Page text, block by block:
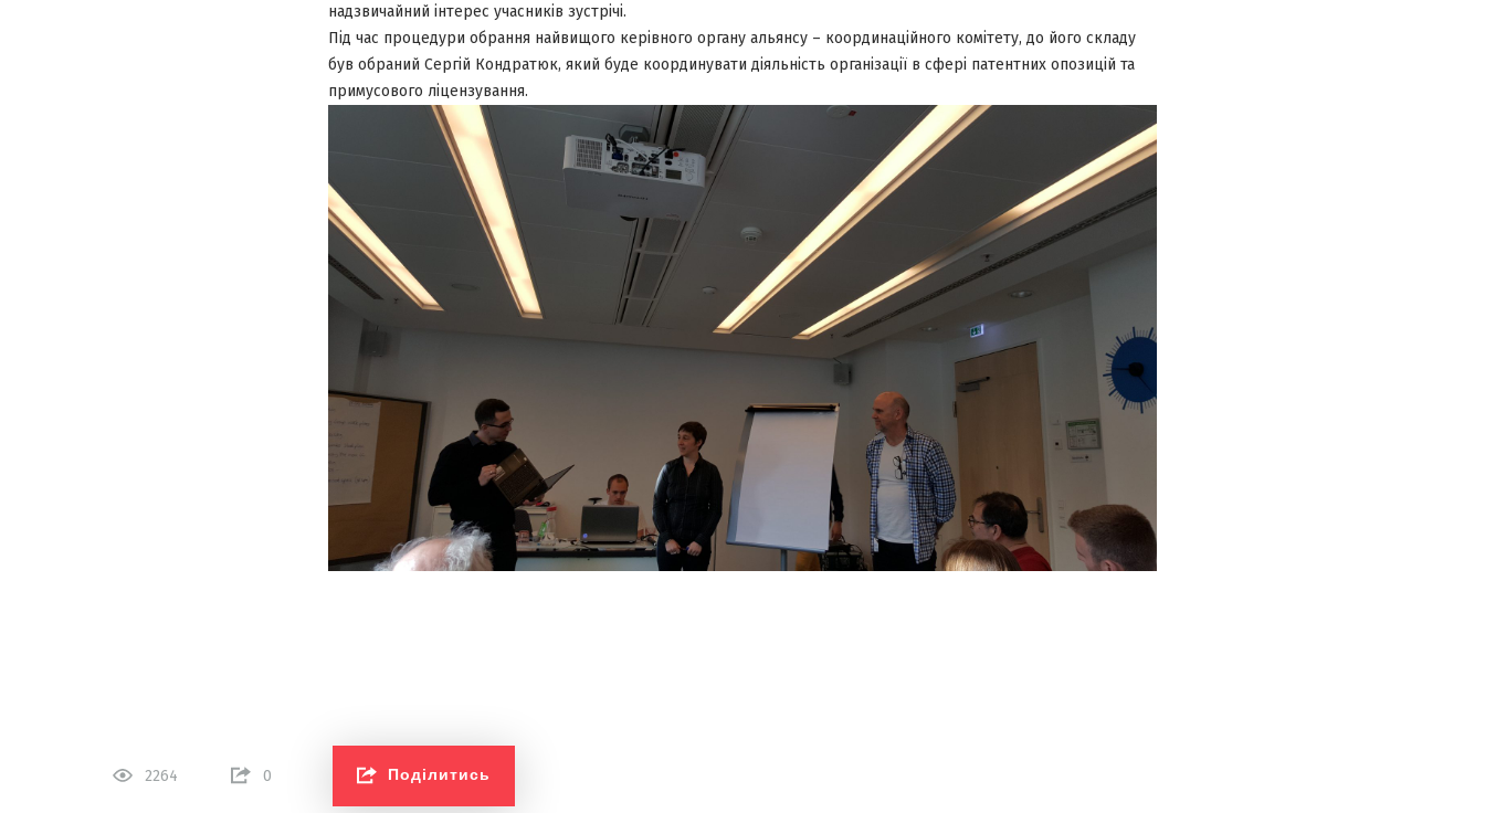
надзвичайний інтерес учасників зустрічі.
Під час процедури обрання найвищого керівного органу альянсу – координаційного комітету, до його складу
був обраний Сергій Кондратюк, який буде координувати діяльність організації в сфері патентних опозицій та
примусового ліцензування.
2264 0 Поділитись